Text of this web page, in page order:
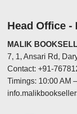
Head Office -
MALIK
7, 1, Ansari Rd,
Contact: +91-
Timings: 10:00 AM